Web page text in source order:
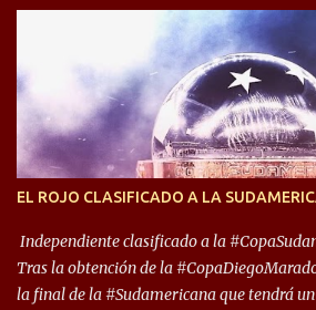
Libertadores de América) los distancian
son protagonistas de un clásico de los
argentino. De ella también forma parte
transitó por la primera división del fútbol
años. Dock Sud es otro de los que
foco de atención es la convivencia
deporte”, afirmó Facundo Moyano. “Creo
EL ROJO CLASIFICADO A LA
Independiente clasificado a la
Tras la obtención de la
la final de la #Sudamericana que tendrá